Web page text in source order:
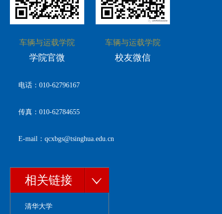
车辆与运载学院
学院官微
车辆与运载学院
校友微信
电话：010-62796167
传真：010-62784655
E-mail：qcxbgs@tsinghua.edu.cn
相关链接
清华大学